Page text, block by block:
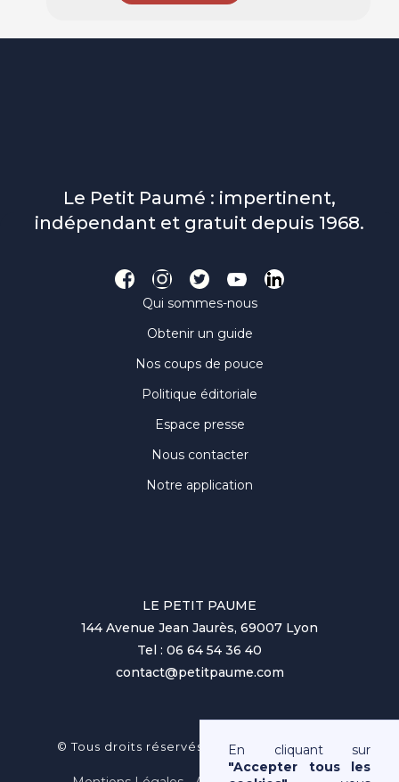
Le Petit Paumé : impertinent,
indépendant et gratuit depuis 1968.
Qui sommes-nous
Obtenir un guide
Nos coups de pouce
Politique éditoriale
Espace presse
Nous contacter
Notre application
LE PETIT PAUME
144 Avenue Jean Jaurès, 69007 Lyon
Tel : 06 64 54 36 40
contact@petitpaume.com
© Tous droits réservés au Petit Paumé 2025
En cliquant sur
"Accepter tous les